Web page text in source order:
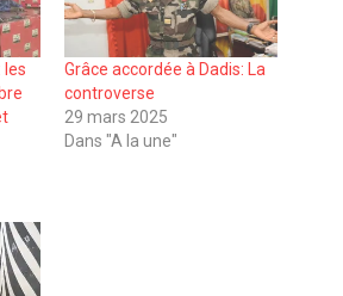
les
Grâce accordée à Dadis: La
controverse
29 mars 2025
Dans "A la une"